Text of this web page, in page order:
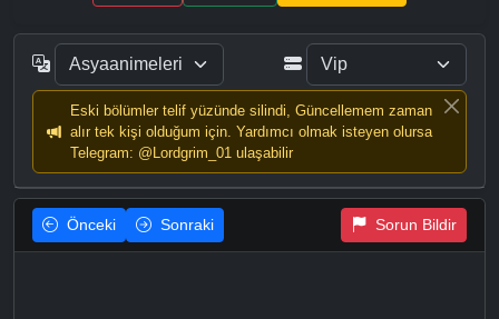
Eski bölümler telif yüzünde silindi, Güncellemem zaman
alır tek kişi olduğum için. Yardımcı olmak isteyen olursa
Telegram: @Lordgrim_01 ulaşabilir
Önceki Sonraki Sorun Bildir